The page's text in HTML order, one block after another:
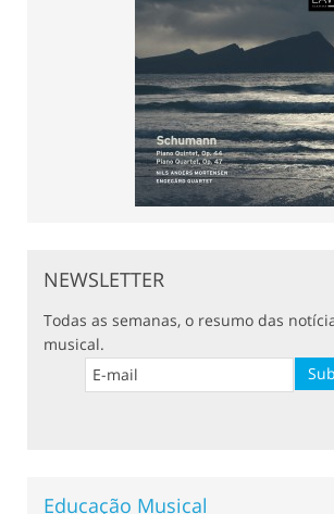
NEWSLETTER
Todas as semanas, o resumo das
musical.
Educação Musical